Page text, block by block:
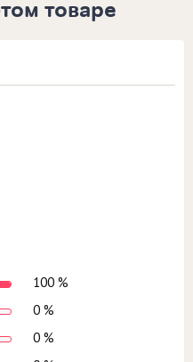
товаре
100 %
0 %
0 %